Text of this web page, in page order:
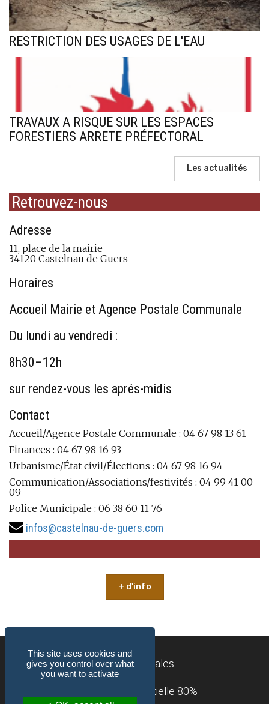
RESTRICTION DES USAGES DE L'EAU
TRAVAUX A RISQUE SUR LES ESPACES
FORESTIERS ARRETE PRÉFECTORAL
Les actualités
Retrouvez-nous
Adresse
11, place de la mairie
34120 Castelnau de Guers
Horaires
Accueil Mairie et Agence Postale Communale
Du lundi au vendredi :
8h30–12h
sur rendez-vous les aprés-midis
Contact
Accueil/Agence Postale Communale : 04 67 98 13 61
Finances : 04 67 98 16 93
Urbanisme/État civil/Élections : 04 67 98 16 94
Communication/Associations/festivités : 04 99 41 00
09
Police Municipale : 06 38 60 11 76
infos@castelnau-de-guers.com
+ d'info
Mentions légales
Accessibilité : partielle 80%
This site uses cookies and
gives you control over what
you want to activate